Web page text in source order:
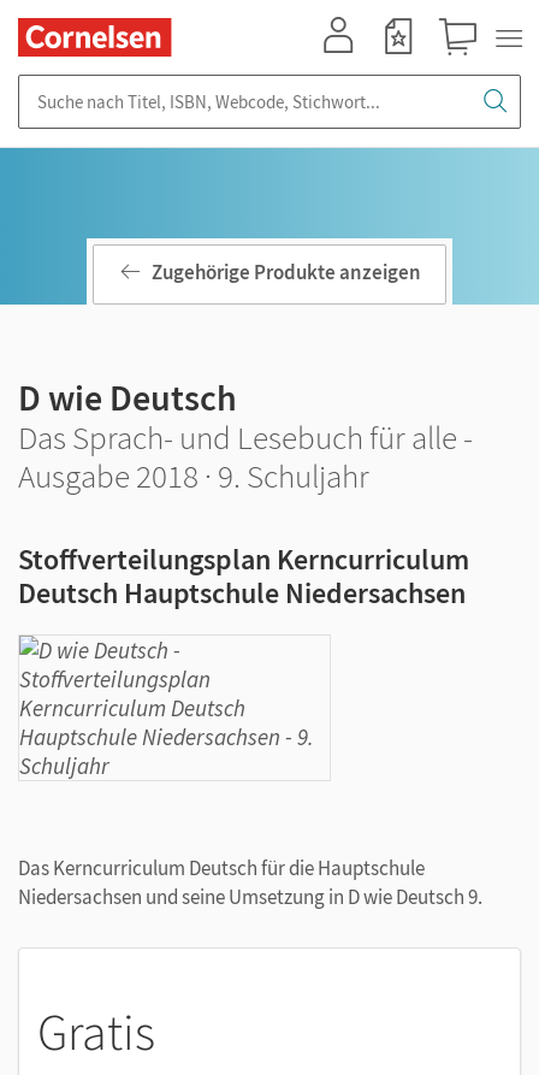
Zugehörige Produkte anzeigen
D wie Deutsch
Das Sprach- und Lesebuch für alle -
Ausgabe 2018 · 9. Schuljahr
Stoffverteilungsplan Kerncurriculum
Deutsch Hauptschule Niedersachsen
Das Kerncurriculum Deutsch für die Hauptschule
Niedersachsen und seine Umsetzung in D wie Deutsch 9.
Gratis